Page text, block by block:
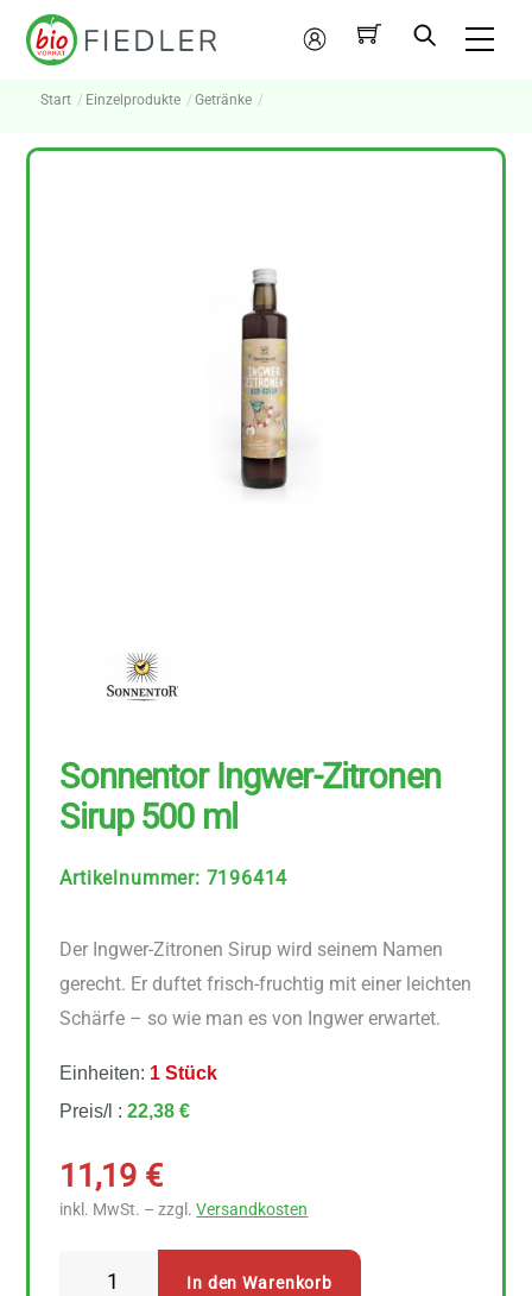
Skip
Mein
Start Einzelprodukte Getränke
Sonnentor Ingwer-Zitronen
Sirup 500 ml
Artikelnummer: 7196414
Der Ingwer-Zitronen Sirup wird seinem Namen
gerecht. Er duftet frisch-fruchtig mit einer leichten
Schärfe – so wie man es von Ingwer erwartet.
Einheiten: 1 Stück
Preis/l :22,38 €
11,19 €
inkl. MwSt. – zzgl.Versandkosten
In den Warenkorb